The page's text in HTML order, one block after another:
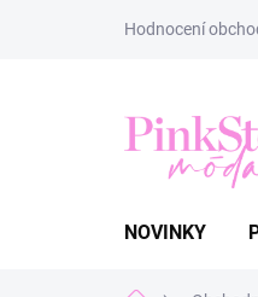
Hodnocení
NOVINKY